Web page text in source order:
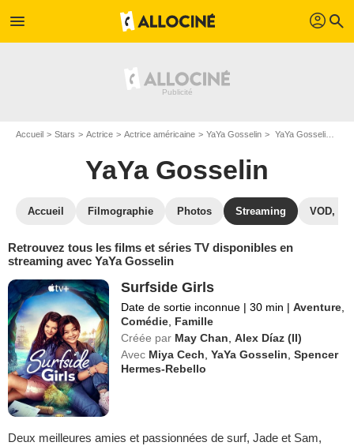
menu profil search
Accueil Stars Actrice Actrice américaine YaYa Gosselin YaYa Gosselin : Films et séries online
YaYa Gosselin
Accueil Filmographie Photos Streaming VOD,
Retrouvez tous les films et séries TV disponibles en
streaming avec YaYa Gosselin
Surfside Girls
Date de sortie inconnue | 30 min | Aventure
Comédie Famille
Créée par May Chan ,Alex Díaz (II)
Avec Miya Cech ,YaYa Gosselin ,Spencer
Hermes-Rebello
Deux meilleures amies et passionnées de surf, Jade et Sam,